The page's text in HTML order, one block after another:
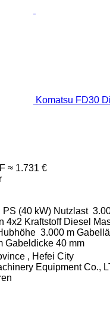
Komatsu FD30
≈ 1.731 €
PS (40 kW) Nutzlast
4x2 Kraftstoff Diesel
3.000 m
Gabeldicke 40 mm
, Hefei City
Equipment Co.,